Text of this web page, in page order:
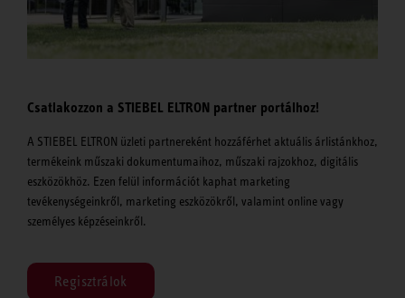
Csatlakozzon a STIEBEL ELTRON partner portálhoz!
A STIEBEL ELTRON üzleti partnereként hozzáférhet aktuális árlistánkhoz,
termékeink műszaki dokumentumaihoz, műszaki rajzokhoz, digitális
eszközökhöz. Ezen felül információt kaphat marketing
tevékenységeinkről, marketing eszközökről, valamint online vagy
személyes képzéseinkről.
Regisztrálok